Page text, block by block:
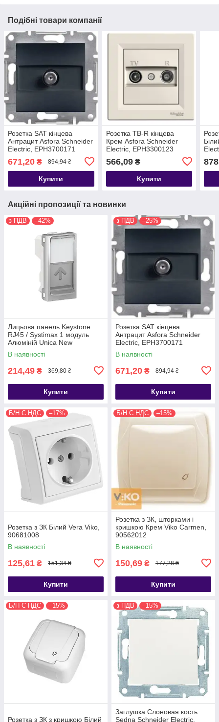
Подібні товари компанії
Розетка SAT кінцева
Антрацит Asfora Schneider
Electric, EPH3700171
671,20 ₴ 894,94 ₴
Купити
Розетка ТВ-R кінцева
Крем Asfora Schneider
Electric, EPH3300123
566,09₴
Купити
Акційні пропозиції та новинки
з ПДВ –42%
Лицьова панель Keystone
RJ45 / Systimax 1 модуль
Алюміній Unica New
Schneider Electric NU946030
В наявності
214,49 ₴ 369,80 ₴
Купити
з ПДВ –25%
Розетка SAT кінцева
Антрацит Asfora Schneider
Electric, EPH3700171
В наявності
671,20 ₴ 894,94 ₴
Купити
Б/Н С НДС –17%
Розетка з ЗК Білий Vera Viko,
90681008
В наявності
125,61 ₴ 151,34 ₴
Купити
Б/Н С НДС –15%
Розетка з ЗК, шторками і
кришкою Крем Viko Carmen,
90562012
В наявності
150,69 ₴ 177,28 ₴
Купити
Б/Н С НДС –15%
Розетка з ЗК з кришкою Білий
з ПДВ –15%
Заглушка Слоновая кость
Sedna Schneider Electric,